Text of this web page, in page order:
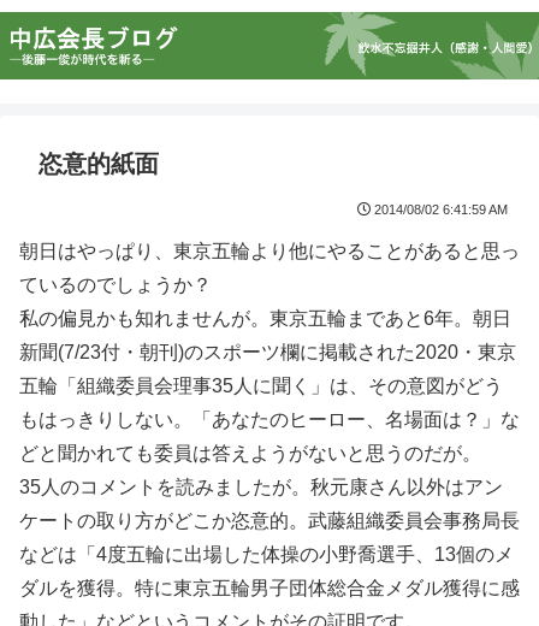
恣意的紙面
2014/08/02 6:41:59 AM
朝日はやっぱり、東京五輪より他にやることがあると思っ
ているのでしょうか？
私の偏見かも知れませんが。東京五輪まであと6年。朝日
新聞(7/23付・朝刊)のスポーツ欄に掲載された2020・東京
五輪「組織委員会理事35人に聞く」は、その意図がどう
もはっきりしない。「あなたのヒーロー、名場面は？」な
どと聞かれても委員は答えようがないと思うのだが。
35人のコメントを読みましたが。秋元康さん以外はアン
ケートの取り方がどこか恣意的。武藤組織委員会事務局長
などは「4度五輪に出場した体操の小野喬選手、13個のメ
ダルを獲得。特に東京五輪男子団体総合金メダル獲得に感
動した」などというコメントがその証明です。